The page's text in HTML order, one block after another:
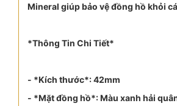
Mineral giúp bảo vệ đồng hồ khỏi
*Thông Tin Chi Tiết*
- *Kích thước*: 42mm
- *Mặt đồng hồ*: Màu xanh hải